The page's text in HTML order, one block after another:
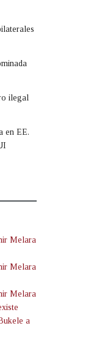
ilegal
en EE.
Melara
Melara
Melara
a